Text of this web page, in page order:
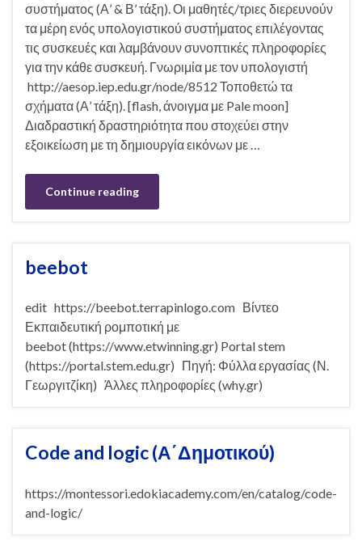
συστήματος (Α’ & Β’ τάξη). Οι μαθητές/τριες διερευνούν
τα μέρη ενός υπολογιστικού συστήματος επιλέγοντας
τις συσκευές και λαμβάνουν συνοπτικές πληροφορίες
για την κάθε συσκευή. Γνωριμία με τον υπολογιστή
http://aesop.iep.edu.gr/node/8512 Τοποθετώ τα
σχήματα (Α’ τάξη). [flash, άνοιγμα με Pale moon]
Διαδραστική δραστηριότητα που στοχεύει στην
εξοικείωση με τη δημιουργία εικόνων με …
Continue reading
beebot
edit https://beebot.terrapinlogo.com Βίντεο
Εκπαιδευτική ρομποτική με
beebot (https://www.etwinning.gr) Portal stem
(https://portal.stem.edu.gr) Πηγή: Φύλλα εργασίας (Ν.
Γεωργιτζίκη) Άλλες πληροφορίες (why.gr)
Code and logic (Α΄Δημοτικού)
https://montessori.edokiacademy.com/en/catalog/code-
and-logic/